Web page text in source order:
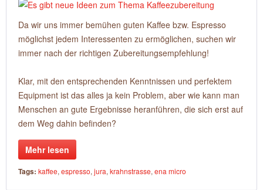
Da wir uns immer bemühen guten Kaffee bzw. Espresso
möglichst jedem Interessenten zu ermöglichen, suchen wir
immer nach der richtigen Zubereitungsempfehlung!
Klar, mit den entsprechenden Kenntnissen und perfektem
Equipment ist das alles ja kein Problem, aber wie kann man
Menschen an gute Ergebnisse heranführen, die sich erst auf
dem Weg dahin befinden?
Mehr lesen
Tags: kaffee, espresso, jura, krahnstrasse, ena micro